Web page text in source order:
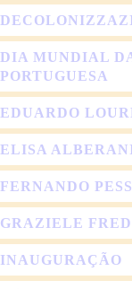
DIA MUNDIAL
PORTUGUESA
EDUARDO
ELISA
FERNANDO
GRAZIELE
INAUGURAÇÃO